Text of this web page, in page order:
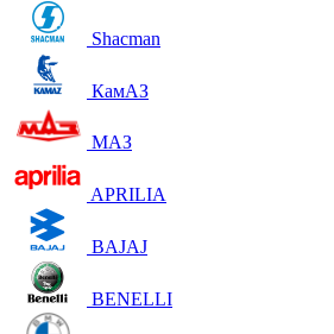
Shacman
КамАЗ
МАЗ
APRILIA
BAJAJ
BENELLI